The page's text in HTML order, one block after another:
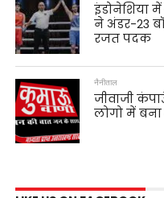
इंडोनेशिया
ने अंडर-23
रजत पदक
नैनीताल
जीवाजी
लोगो में